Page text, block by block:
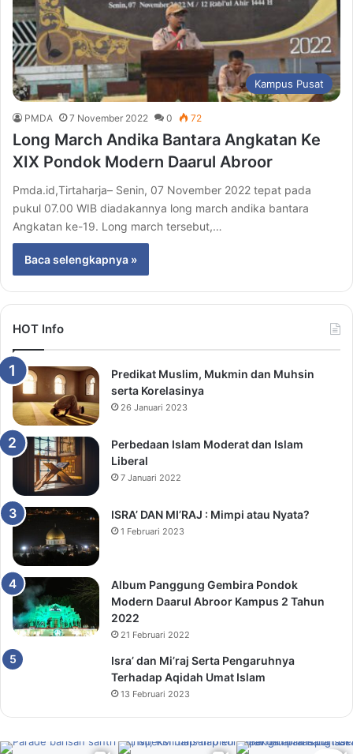
Kampus Pusat
PMDA 7 November 2022 0 72
Long March Andika Bantara Angkatan Ke
XIX Pondok Modern Daarul Abroor
Pmda.id,Tirtaharja– Senin, 07 November 2022 tepat pada
pukul 07.00 WIB diadakannya long march andika bantara
Angkatan ke-19. Long march tersebut,…
Baca selengkapnya »
HOT Info
Predikat Muslim, Mukmin dan Muhsin
serta Korelasinya
26 Januari 2023
Perbedaan Islam Moderat dan Islam
Liberal
7 Januari 2022
ISRA’ DAN MI’RAJ : Mimpi atau Nyata?
1 Februari 2023
Album Panggung Gembira Pondok
Modern Daarul Abroor Kampus 2 Tahun
2022
21 Februari 2022
Isra’ dan Mi’raj Serta Pengaruhnya
Terhadap Aqidah Umat Islam
13 Februari 2023